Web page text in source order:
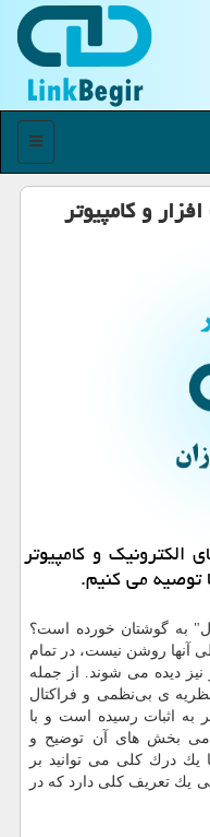
منو
و كامپیوتر
الكترونیك و كامپیوتر
توصیه می كنیم.
به گوشتان خورده است؟
آنها روشن نیست، در تمام
دیده می شوند. از جمله
ی بی‌نظمی و فراكتال
به اثبات رسیده است و با
بخش های آن توضیح و
یك درك كلی می توانید بر
تعریف كلی دارد كه در